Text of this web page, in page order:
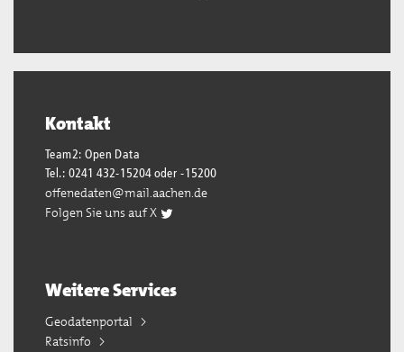
Kontakt
Team2: Open Data
Tel.: 0241 432-15204 oder -15200
offenedaten@mail.aachen.de
Folgen Sie uns auf X
Weitere Services
Geodatenportal
Ratsinfo